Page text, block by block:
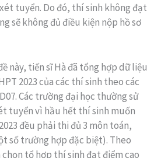
tuyển. Do đó, thí sinh không đạt
sẽ không đủ điều kiện nộp hồ sơ
này, tiến sĩ Hà đã tổng hợp dữ liệu
2023 của các thí sinh theo các
Các trường đại học thường sử
tuyển vì hầu hết thí sinh muốn
đều phải thi đủ 3 môn toán,
số trường hợp đặc biệt). Theo
tổ hợp thí sinh đạt điểm cao